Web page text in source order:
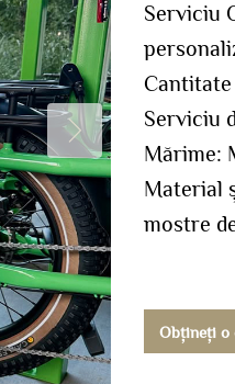
Serviciu
Cantitate
Serviciu
Mărime:
Material
mostre
Obțineți o